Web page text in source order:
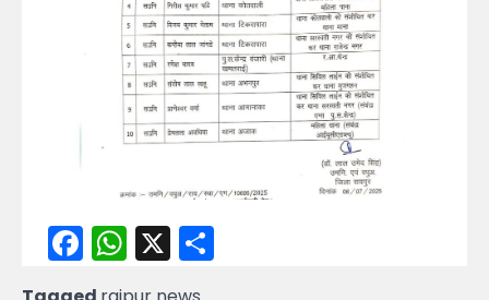
Facebook
WhatsApp
X